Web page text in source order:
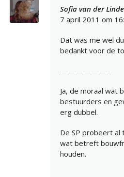
Sofia van der Linde
7 april 2011 om
Dat was me wel
bedankt voor de
——————-
Ja, de moraal wat
bestuurders en
erg dubbel.
De SP probeert al
wat betreft
houden.